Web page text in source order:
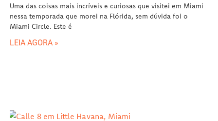
Uma das coisas mais incríveis e curiosas que visitei em Miami
nessa temporada que morei na Flórida, sem dúvida foi o
Miami Circle. Este é
LEIA AGORA »